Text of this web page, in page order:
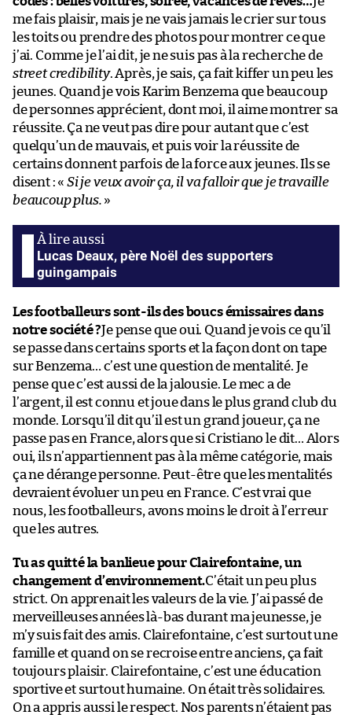
me fais plaisir, mais je ne vais jamais le crier sur tous
les toits ou prendre des photos pour montrer ce que
j’ai. Comme je l’ai dit, je ne suis pas à la recherche de
street credibility. Après, je sais, ça fait kiffer un peu les
jeunes. Quand je vois Karim Benzema que beaucoup
de personnes apprécient, dont moi, il aime montrer sa
réussite. Ça ne veut pas dire pour autant que c’est
quelqu’un de mauvais, et puis voir la réussite de
certains donnent parfois de la force aux jeunes. Ils se
disent : «Si je veux avoir ça, il va falloir que je travaille
beaucoup plus. »
Lucas Deaux, père Noël des supporters
guingampais
Les footballeurs sont-ils des boucs émissaires dans
notre société ?Je pense que oui. Quand je vois ce qu’il
se passe dans certains sports et la façon dont on tape
sur Benzema… c’est une question de mentalité. Je
pense que c’est aussi de la jalousie. Le mec a de
l’argent, il est connu et joue dans le plus grand club du
monde. Lorsqu’il dit qu’il est un grand joueur, ça ne
passe pas en France, alors que si Cristiano le dit… Alors
oui, ils n’appartiennent pas à la même catégorie, mais
ça ne dérange personne. Peut-être que les mentalités
devraient évoluer un peu en France. C’est vrai que
nous, les footballeurs, avons moins le droit à l’erreur
que les autres.
Tu as quitté la banlieue pour Clairefontaine, un
changement d’environnement.C’était un peu plus
strict. On apprenait les valeurs de la vie. J’ai passé de
merveilleuses années là-bas durant ma jeunesse, je
m’y suis fait des amis. Clairefontaine, c’est surtout une
famille et quand on se recroise entre anciens, ça fait
toujours plaisir. Clairefontaine, c’est une éducation
sportive et surtout humaine. On était très solidaires.
On a appris aussi le respect. Nos parents n’étaient pas